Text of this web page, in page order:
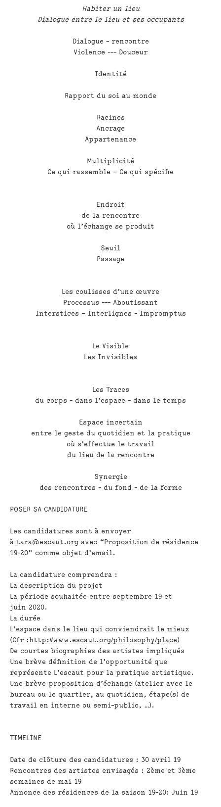
Habiter un lieu
Dialogue entre le lieu et ses occupants
Dialogue - rencontre
Violence --- Douceur
Identité
Rapport du soi au monde
Racines
Ancrage
Appartenance
Multiplicité
Ce qui rassemble – Ce qui spécifie
Endroit
de la rencontre
où l’échange se produit
Seuil
Passage
Les coulisses d’une œuvre
Processus --- Aboutissant
Interstices – Interlignes - Impromptus
Le Visible
Les Invisibles
Les Traces
du corps - dans l’espace - dans le temps
Espace incertain
entre le geste du quotidien et la pratique
où s’effectue le travail
du lieu de la rencontre
Synergie
des rencontres - du fond - de la forme
POSER SA CANDIDATURE
Les candidatures sont à envoyer
àtara@escaut.org avec “Proposition de résidence
19-20” comme objet d’email.
La candidature comprendra :
La description du projet
La période souhaitée entre septembre 19 et
juin 2020.
La durée
L’espace dans le lieu qui conviendrait le mieux
(Cfr :http://www.escaut.org/philosophy/place)
De courtes biographies des artistes impliqués
Une brève définition de l’opportunité que
représente L’escaut pour la pratique artistique.
Une brève proposition d’échange (atelier avec le
bureau ou le quartier, au quotidien, étape(s) de
travail en interne ou semi-public, …).
TIMELINE
Date de clôture des candidatures : 30 avril 19
Rencontres des artistes envisagés : 2ème et 3ème
semaines de mai 19
Annonce des résidences de la saison 19-20: Juin 19